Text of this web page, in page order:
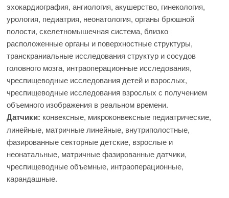
эхокардиография, ангиология, акушерство, гинекология,
урология, педиатрия, неонатология, органы брюшной
полости, скелетно­мышечная система, близко
расположенные органы и поверхностные структуры,
транскраниальные исследования структур и сосудов
головного мозга, интраоперационные исследования,
чреспищеводные исследования детей и взрослых,
чреспищеводные исследования взрослых с получением
объемного изображения в реальном времени.
Датчики: конвексные, микроконвексные педиатрические,
линейные, матричные линейные, внутриполостные,
фазированные секторные детские, взрослые и
неонатальные, матричные фазированные датчики,
чреспищеводные объемные, интраоперационные,
карандашные.